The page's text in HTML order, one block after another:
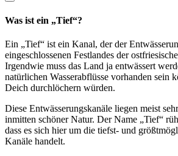
Was ist ein „Tief“?
Ein „Tief“ ist ein Kanal, der der
eingeschlossenen Festlandes der
Irgendwie muss das Land ja entwässert
natürlichen Wasserabflüsse vorhanden sein
Deich durchlöchern würden.
Diese Entwässerungskanäle liegen meist
inmitten schöner Natur. Der Name „Tief“
dass es sich hier um die tiefst- und
Kanäle handelt.